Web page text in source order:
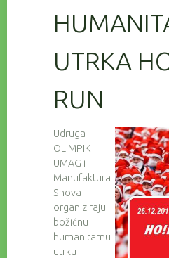
UTRKA
RUN
Udruga
OLIMPIK
UMAG i
Manufaktura
Snova
organiziraju
božićnu
humanitarnu
utrku